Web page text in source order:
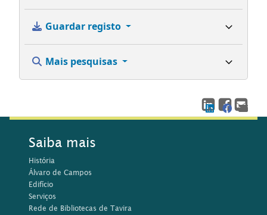
Guardar registo
Mais pesquisas
Saiba mais
História
Álvaro de Campos
Edifício
Serviços
Rede de Bibliotecas de Tavira